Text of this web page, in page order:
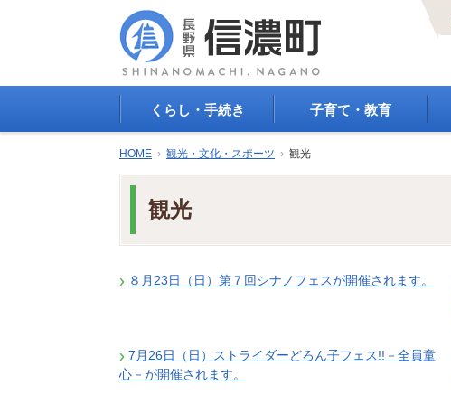
文
くらし・手続き
登録
年金・保険
公共交通
交通安全・防犯
子育て・教育
教育委員会
学校給食
HOME › 観光・文化・スポーツ › 観光
観光
８月23日（日）第７回シナノフェスが開催されます。
7月26日（日）ストライダーどろん子フェス!!－全員童
心－が開催されます。